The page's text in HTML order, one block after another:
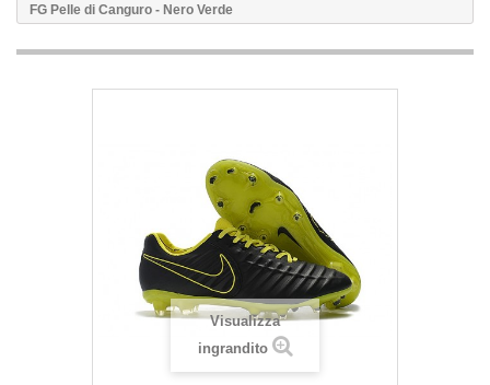
FG Pelle di Canguro - Nero Verde
Visualizza
ingrandito